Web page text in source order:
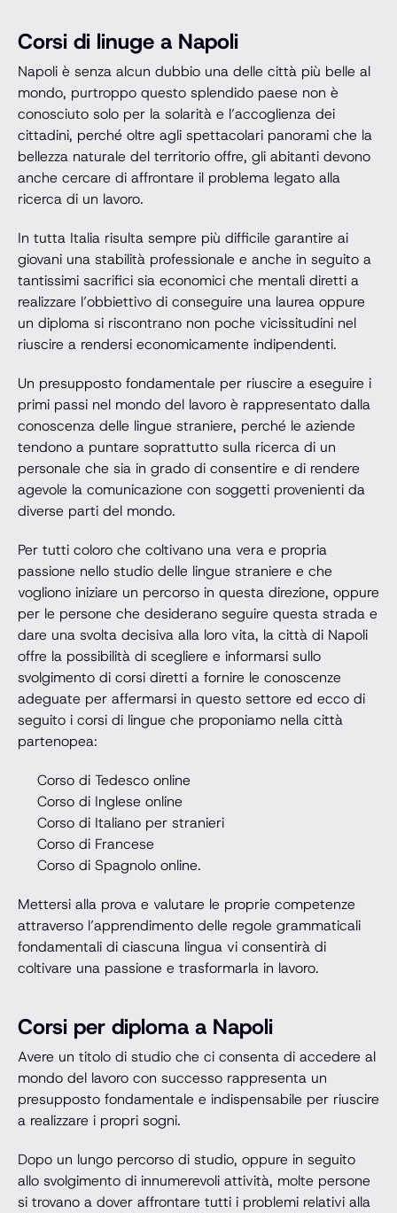
Corsi di linuge a Napoli
Napoli è senza alcun dubbio una delle città più belle al
mondo, purtroppo questo splendido paese non è
conosciuto solo per la solarità e l’accoglienza dei
cittadini, perché oltre agli spettacolari panorami che la
bellezza naturale del territorio offre, gli abitanti devono
anche cercare di affrontare il problema legato alla
ricerca di un lavoro.
In tutta Italia risulta sempre più difficile garantire ai
giovani una stabilità professionale e anche in seguito a
tantissimi sacrifici sia economici che mentali diretti a
realizzare l’obbiettivo di conseguire una laurea oppure
un diploma si riscontrano non poche vicissitudini nel
riuscire a rendersi economicamente indipendenti.
Un presupposto fondamentale per riuscire a eseguire i
primi passi nel mondo del lavoro è rappresentato dalla
conoscenza delle lingue straniere, perché le aziende
tendono a puntare soprattutto sulla ricerca di un
personale che sia in grado di consentire e di rendere
agevole la comunicazione con soggetti provenienti da
diverse parti del mondo.
Per tutti coloro che coltivano una vera e propria
passione nello studio delle lingue straniere e che
vogliono iniziare un percorso in questa direzione, oppure
per le persone che desiderano seguire questa strada e
dare una svolta decisiva alla loro vita, la città di Napoli
offre la possibilità di scegliere e informarsi sullo
svolgimento di corsi diretti a fornire le conoscenze
adeguate per affermarsi in questo settore ed ecco di
seguito i corsi di lingue che proponiamo nella città
partenopea:
Corso di Tedesco online
Corso di Inglese online
Corso di Italiano per stranieri
Corso di Francese
Corso di Spagnolo online.
Mettersi alla prova e valutare le proprie competenze
attraverso l’apprendimento delle regole grammaticali
fondamentali di ciascuna lingua vi consentirà di
coltivare una passione e trasformarla in lavoro.
Corsi per diploma a Napoli
Avere un titolo di studio che ci consenta di accedere al
mondo del lavoro con successo rappresenta un
presupposto fondamentale e indispensabile per riuscire
a realizzare i propri sogni.
Dopo un lungo percorso di studio, oppure in seguito
allo svolgimento di innumerevoli attività, molte persone
si trovano a dover affrontare tutti i problemi relativi alla